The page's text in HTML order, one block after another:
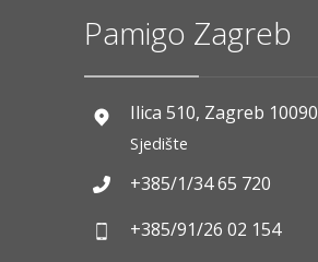
Pamigo Zagreb
Ilica 510, Zagreb 10090
Sjedište
+385/1/34 65 720
+385/91/26 02 154